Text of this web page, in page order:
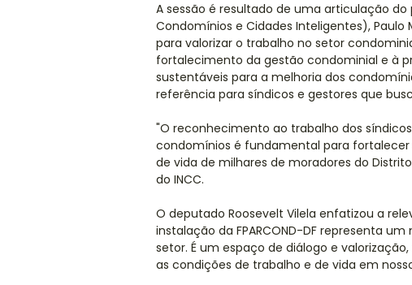
A sessão é resultado de uma articulação
Condomínios e Cidades Inteligentes),
para valorizar o trabalho no setor
fortalecimento da gestão condominial e à
sustentáveis para a melhoria dos
referência para síndicos e gestores que
"O reconhecimento ao trabalho dos
condomínios é fundamental para
de vida de milhares de moradores do
do INCC.
O deputado Roosevelt Vilela enfatizou a
instalação da FPARCOND-DF representa
setor. É um espaço de diálogo e
as condições de trabalho e de vida em